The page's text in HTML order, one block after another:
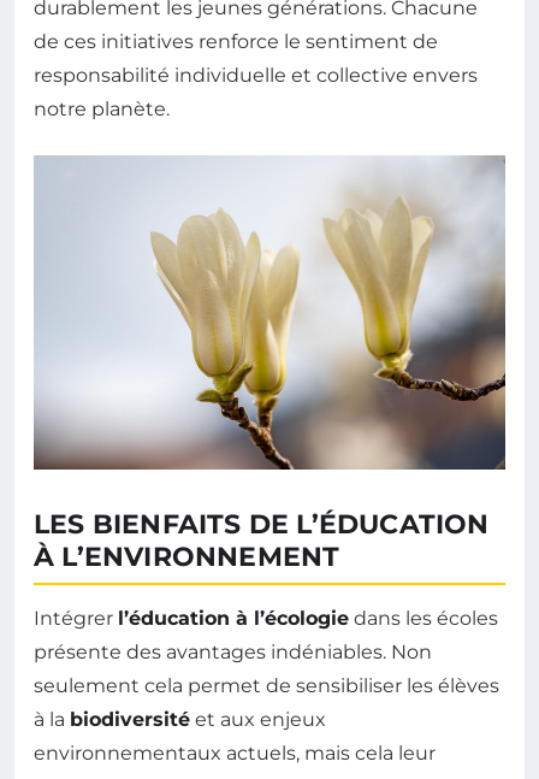
durablement les jeunes générations. Chacune
de ces initiatives renforce le sentiment de
responsabilité individuelle et collective envers
notre planète.
LES BIENFAITS DE L’ÉDUCATION
À L’ENVIRONNEMENT
Intégrer l’éducation à l’écologie dans les écoles
présente des avantages indéniables. Non
seulement cela permet de sensibiliser les élèves
à la biodiversité et aux enjeux
environnementaux actuels, mais cela leur